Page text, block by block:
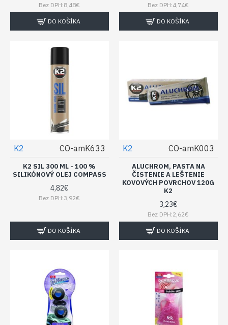
Bez DPH:8,48€
DO KOŠÍKA
Bez DPH:4,74€
DO KOŠÍKA
K2 CO-amK633
K2 SIL 300 ML - 100 %
SILIKÓNOVÝ OLEJ COMPASS
4,82€
Bez DPH:3,92€
DO KOŠÍKA
K2 CO-amK003
ALUCHROM, PASTA NA
ČISTENIE A LEŠTENIE
KOVOVÝCH POVRCHOV 120G
K2
3,23€
Bez DPH:2,62€
DO KOŠÍKA